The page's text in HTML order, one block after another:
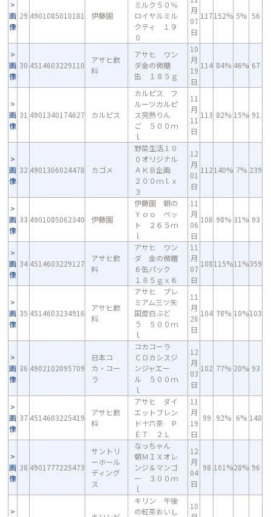
画
像
29 4901085010181 伊藤園
ミルク５０％
ロイヤルミル
クティ １９
０
月
07
日
117152% 5% 56
画
像
30 4514603229110
アサヒ飲
料
アサヒ ワン
ダ金の微糖
缶 １８５ｇ
10
月
19
日
114 84% 46% 67
画
像
31 4901340174627 カルピス
カルピス フ
ルーツカルピ
ス完熟りん
ご ５００ｍ
ｌ
11
月
11
日
113 82% 15% 91
画
像
32 4901306024478 カゴメ
野菜生活１０
０オリジナル
ＡＫＢ企画
２００ｍｌｘ
３
12
月
01
日
112140% 7% 239
画
像
33 4901085062340 伊藤園
伊藤園 朝の
Ｙｏｏ ペッ
ト ２６５ｍ
ｌ
11
月
06
日
108 98% 31% 93
画
像
34 4514603229127
アサヒ飲
料
アサヒ ワン
ダ 金の微糖
６缶パック
１８５ｇｘ６
11
月
07
日
108115%11%359
画
像
35 4514603234916
アサヒ飲
料
アサヒ プレ
ミアム三ツ矢
国産白ぶど
う ５００ｍ
ｌ
11
月
26
日
104 78% 10%103
画
像
36 4902102095709
日本コ
カ・コー
ラ
コカコーラ
ＣＤカシスジ
ンジャエー
ル ５００ｍ
ｌ
12
月
03
日
102 77% 20% 93
画
像
37 4514603225419
アサヒ飲
料
アサヒ ダイ
エットブレン
ド十六茶 Ｐ
ＥＴ ２Ｌ
11
月
19
日
99 92% 6% 148
画
像
38 4901777225473
サントリ
ーホール
ディング
ス
なっちゃん
朝ＭＩＸオレ
ンジ＆マンゴ
ー ３００ｍ
ｌ
12
月
04
日
98 101%28% 96
キリン 午後
の紅茶おいし
10